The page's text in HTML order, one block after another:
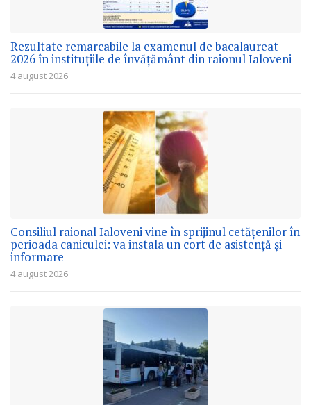
Rezultate remarcabile la examenul de bacalaureat
2026 în instituțiile de învățământ din raionul Ialoveni
4 august 2026
Consiliul raional Ialoveni vine în sprijinul cetățenilor în
perioada caniculei: va instala un cort de asistență și
informare
4 august 2026